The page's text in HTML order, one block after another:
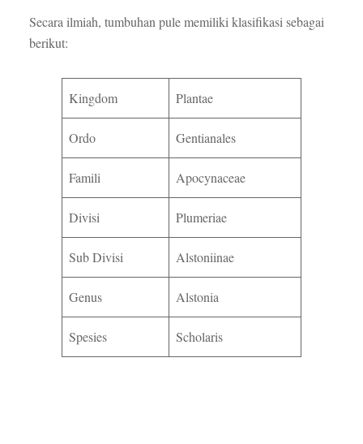
Secara ilmiah, tumbuhan pule memiliki klasifikasi sebagai
berikut:
Kingdom Plantae
Ordo Gentianales
Famili Apocynaceae
Divisi Plumeriae
Sub Divisi Alstoniinae
Genus Alstonia
Spesies Scholaris